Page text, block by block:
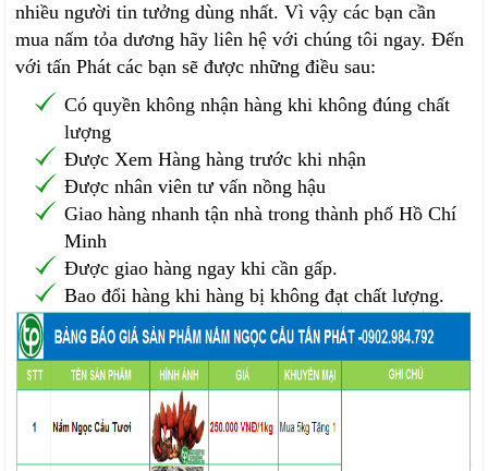
nhiều người tin tưởng dùng nhất. Vì vậy các bạn cần
mua nấm tỏa dương hãy liên hệ với chúng tôi ngay. Đến
với tấn Phát các bạn sẽ được những điều sau:
Có quyền không nhận hàng khi không đúng chất
lượng
Được Xem Hàng hàng trước khi nhận
Được nhân viên tư vấn nồng hậu
Giao hàng nhanh tận nhà trong thành phố Hồ Chí
Minh
Được giao hàng ngay khi cần gấp.
Bao đổi hàng khi hàng bị không đạt chất lượng.